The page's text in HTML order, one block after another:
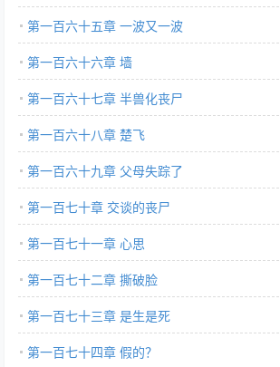
第一百六十五章 一波又一波
第一百六十六章 墙
第一百六十七章 半兽化丧尸
第一百六十八章 楚飞
第一百六十九章 父母失踪了
第一百七十章 交谈的丧尸
第一百七十一章 心思
第一百七十二章 撕破脸
第一百七十三章 是生是死
第一百七十四章 假的？